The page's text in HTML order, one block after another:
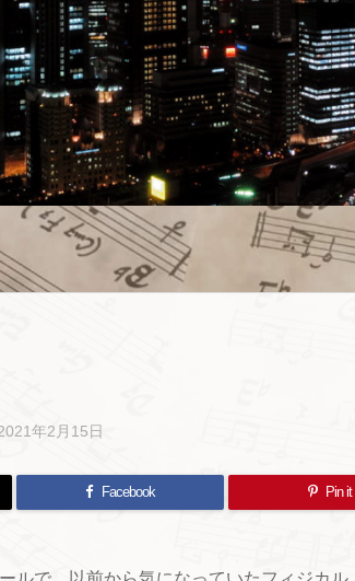
年2月15日
Facebook Pin it